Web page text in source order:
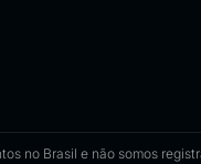
no Brasil e não somos